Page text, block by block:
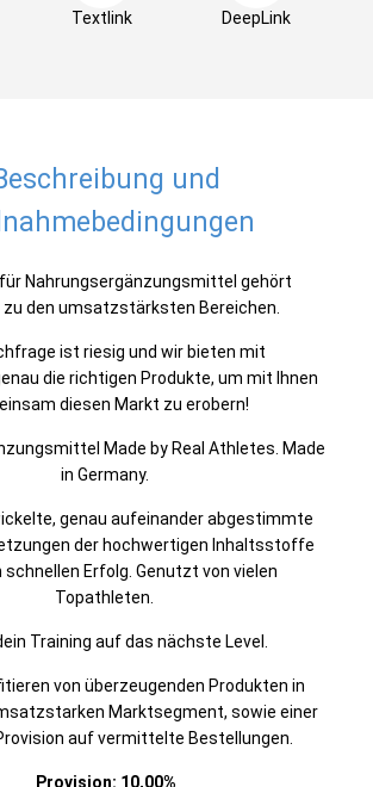
Textlink DeepLink
und
Nahrungsergänzungsmittel gehört
den umsatzstärksten Bereichen.
ist riesig und wir bieten mit
die richtigen Produkte, um mit Ihnen
diesen Markt zu erobern!
Made by Real Athletes. Made
in Germany.
genau aufeinander abgestimmte
der hochwertigen Inhaltsstoffe
schnellen Erfolg. Genutzt von vielen
Topathleten.
Training auf das nächste Level.
von überzeugenden Produkten in
Marktsegment, sowie einer
auf vermittelte Bestellungen.
Provision: 10,00%